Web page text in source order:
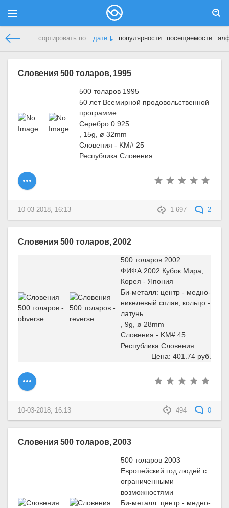
сортировать по: дате популярности посещаемости
Словения 500 толаров, 1995
500 толаров 1995
50 лет Всемирной продовольственной
программе
Серебро 0.925
, 15g, ø 32mm
Словения - KM# 25
Республика Словения
1 697 2
10-03-2018, 16:13
Словения 500 толаров, 2002
500 толаров 2002
ФИФА 2002 Кубок Мира,
Корея - Япония
Би-металл: центр - медно-
никелевый сплав, кольцо -
латунь
, 9g, ø 28mm
Словения - KM# 45
Республика Словения
Цена: 401.74 руб.
494 0
10-03-2018, 16:13
Словения 500 толаров, 2003
500 толаров 2003
Европейский год людей с
ограниченными
возможностями
Би-металл: центр - медно-